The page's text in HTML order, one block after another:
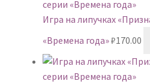
Игра на липучках
«Времена года»₽170.00